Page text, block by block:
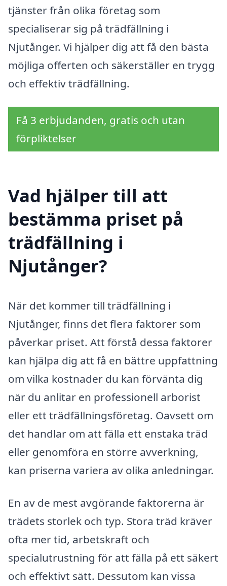
tjänster från olika företag som
specialiserar sig på trädfällning i
Njutånger. Vi hjälper dig att få den bästa
möjliga offerten och säkerställer en trygg
och effektiv trädfällning.
Få 3 erbjudanden, gratis och utan
förpliktelser
Vad hjälper till att
bestämma priset på
trädfällning i
Njutånger?
När det kommer till trädfällning i
Njutånger, finns det flera faktorer som
påverkar priset. Att förstå dessa faktorer
kan hjälpa dig att få en bättre uppfattning
om vilka kostnader du kan förvänta dig
när du anlitar en professionell arborist
eller ett trädfällningsföretag. Oavsett om
det handlar om att fälla ett enstaka träd
eller genomföra en större avverkning,
kan priserna variera av olika anledningar.
En av de mest avgörande faktorerna är
trädets storlek och typ. Stora träd kräver
ofta mer tid, arbetskraft och
specialutrustning för att fälla på ett säkert
och effektivt sätt. Dessutom kan vissa